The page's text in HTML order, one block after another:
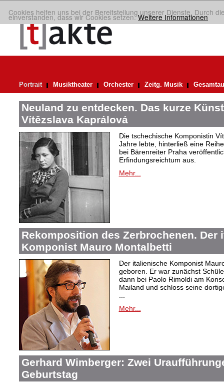
Cookies helfen uns bei der Bereitstellung unserer Dienste. Durch
einverstanden, dass wir Cookies setzen.Weitere Informationen
Portrait Musiktheater Orchester Zeitg. Musik
Neuland zu entdecken. Das kurze
Vítězslava Kaprálová
Die tschechische Komponistin
Jahre lebte, hinterließ eine
bei Bärenreiter Praha
Erfindungsreichtum aus.
Mehr...
Rekomposition des Zerbrochenen. Der
Komponist Mauro Montalbetti
Der italienische Komponist
geboren. Er war zunächst
dann bei Paolo Rimoldi am
Mailand und schloss seine
Mehr...
Gerhard Wimberger: Zwei
Geburtstag